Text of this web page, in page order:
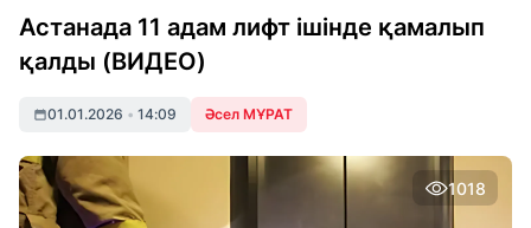
Астанада 11 адам лифт ішінде қамалып
қалды (ВИДЕО)
01.01.2026 • 14:09 Әсел МҰРАТ
1018